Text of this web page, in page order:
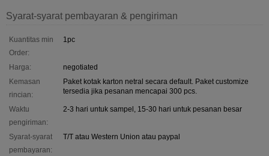
Syarat-syarat pembayaran & pengiriman
Kuantitas min
Order:
1pc
Harga:
negotiated
Kemasan
rincian:
Paket kotak karton netral secara default. Paket customize
tersedia jika pesanan mencapai 300 pcs.
Waktu
pengiriman:
2-3 hari untuk sampel, 15-30 hari untuk pesanan besar
Syarat-syarat
pembayaran:
T/T atau Western Union atau paypal